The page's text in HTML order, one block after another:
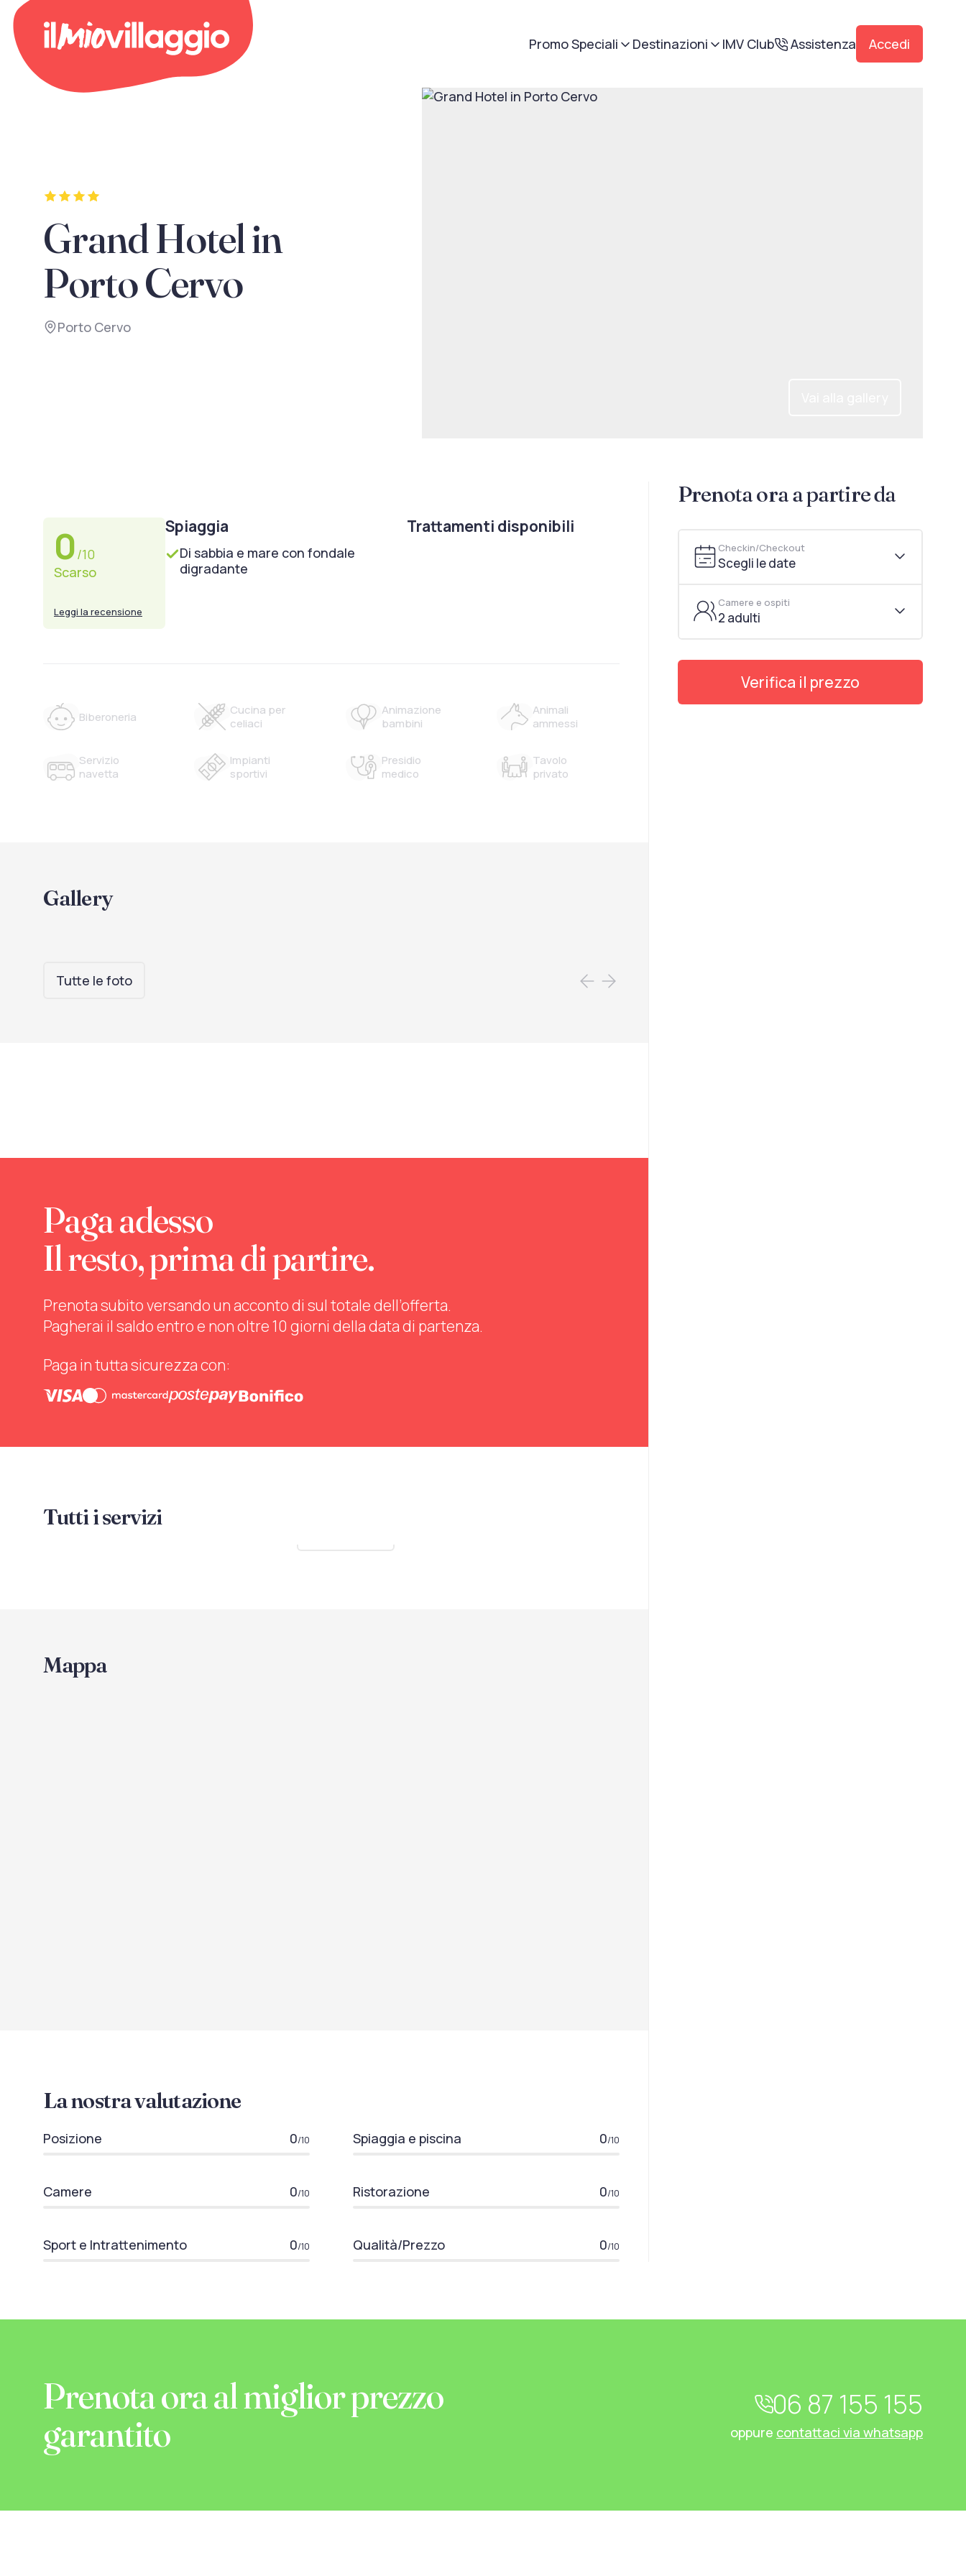
Promo Speciali Destinazioni IMV Club Assistenza Accedi
Grand Hotel in
Porto Cervo
Porto Cervo
Prenota ora a partire da
Checkin/Checkout
Scegli le date
Camere e ospiti
2 adulti
Verifica il prezzo
0/10
Scarso
Leggi la recensione
Spiaggia
Di sabbia e mare con fondale
digradante
Trattamenti disponibili
Biberoneria
Cucina per
celiaci
Animazione
bambini
Animali
ammessi
Servizio
navetta
Impianti
sportivi
Presidio
medico
Tavolo
privato
Gallery
Tutte le foto
Paga adesso
Il resto, prima di partire.
Prenota subito versando un acconto di sul totale dell’offerta.
Pagherai il saldo entro e non oltre 10 giorni della data di partenza.
Paga in tutta sicurezza con:
Tutti i servizi
Mappa
La nostra valutazione
Posizione 0/10 Spiaggia e piscina 0/10
Camere 0/10 Ristorazione 0/10
Sport e Intrattenimento 0/10 Qualità/Prezzo 0/10
Prenota ora al miglior prezzo
garantito
06 87 155 155
oppure contattaci via whatsapp